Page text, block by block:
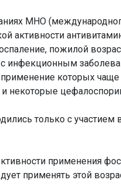
МНО
активности
пожилой
инфекционным
которых
некоторые
только с участием
применения
применять этой